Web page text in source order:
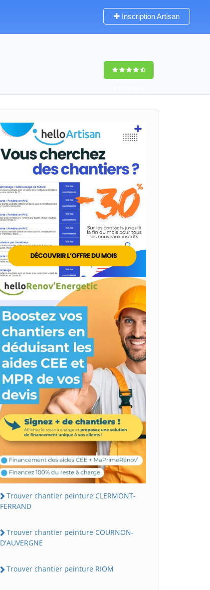
Inscription Artisan
Trouver chantier peinture CLERMONT-
FERRAND
Trouver chantier peinture COURNON-
D'AUVERGNE
Trouver chantier peinture RIOM